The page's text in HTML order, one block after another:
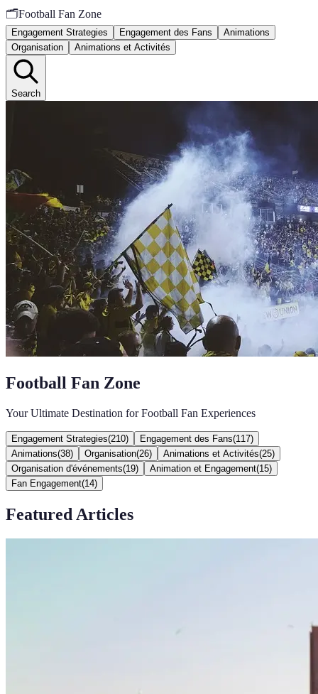
🗂️Football Fan Zone
Engagement Strategies Engagement des Fans
Animations
Organisation
Animations et Activités
Search
Football Fan Zone
Your Ultimate Destination for Football Fan Experiences
Engagement Strategies(210) Engagement des Fans(117)
Animations(38) Organisation(26) Animations et Activités(25)
Organisation d'événements(19) Animation et Engagement(15)
Fan Engagement(14)
Featured Articles